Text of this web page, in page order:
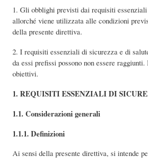
1. Gli obblighi previsti dai requisiti
allorché viene utilizzata alle condizioni
della presente direttiva.
2. I requisiti essenziali di sicurezza e di
da essi prefissi possono non essere
obiettivi.
1. REQUISITI ESSENZIALI DI
1.1. Considerazioni generali
1.1.1. Definizioni
Ai sensi della presente direttiva, si intende